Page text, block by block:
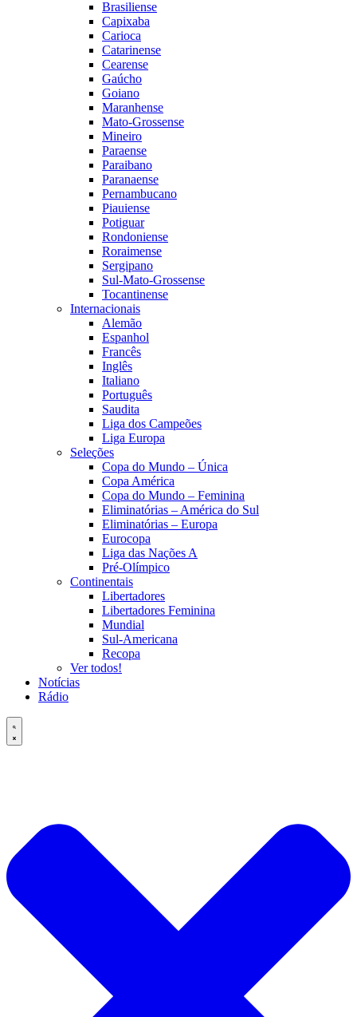
Brasiliense
Capixaba
Carioca
Catarinense
Cearense
Gaúcho
Goiano
Maranhense
Mato-Grossense
Mineiro
Paraense
Paraibano
Paranaense
Pernambucano
Piauiense
Potiguar
Rondoniense
Roraimense
Sergipano
Sul-Mato-Grossense
Tocantinense
Internacionais
Alemão
Espanhol
Francês
Inglês
Italiano
Português
Saudita
Liga dos Campeões
Liga Europa
Seleções
Copa do Mundo – Única
Copa América
Copa do Mundo – Feminina
Eliminatórias – América do Sul
Eliminatórias – Europa
Eurocopa
Liga das Nações A
Pré-Olímpico
Continentais
Libertadores
Libertadores Feminina
Mundial
Sul-Americana
Recopa
Ver todos!
Notícias
Rádio